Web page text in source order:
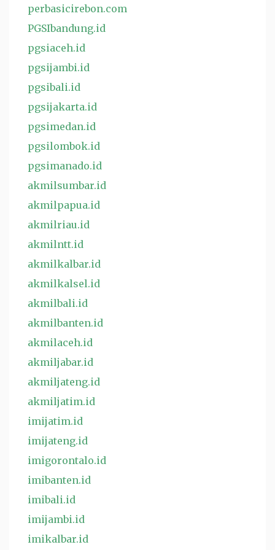
perbasicirebon.com
PGSIbandung.id
pgsiaceh.id
pgsijambi.id
pgsibali.id
pgsijakarta.id
pgsimedan.id
pgsilombok.id
pgsimanado.id
akmilsumbar.id
akmilpapua.id
akmilriau.id
akmilntt.id
akmilkalbar.id
akmilkalsel.id
akmilbali.id
akmilbanten.id
akmilaceh.id
akmiljabar.id
akmiljateng.id
akmiljatim.id
imijatim.id
imijateng.id
imigorontalo.id
imibanten.id
imibali.id
imijambi.id
imikalbar.id